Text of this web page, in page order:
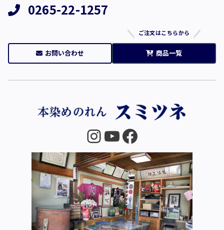
0265-22-1257
お問い合わせ
ご注文はこちらから
商品一覧